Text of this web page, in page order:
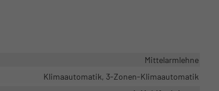
Mittelarmlehne
Klimaautomatik, 3-Zonen-Klimaautomatik